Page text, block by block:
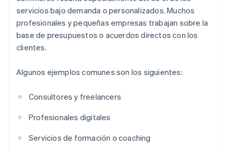
servicios bajo demanda o personalizados. Muchos
profesionales y pequeñas empresas trabajan sobre la
base de presupuestos o acuerdos directos con los
clientes.
Algunos ejemplos comunes son los siguientes:
Consultores y freelancers
Profesionales digitales
Servicios de formación o coaching